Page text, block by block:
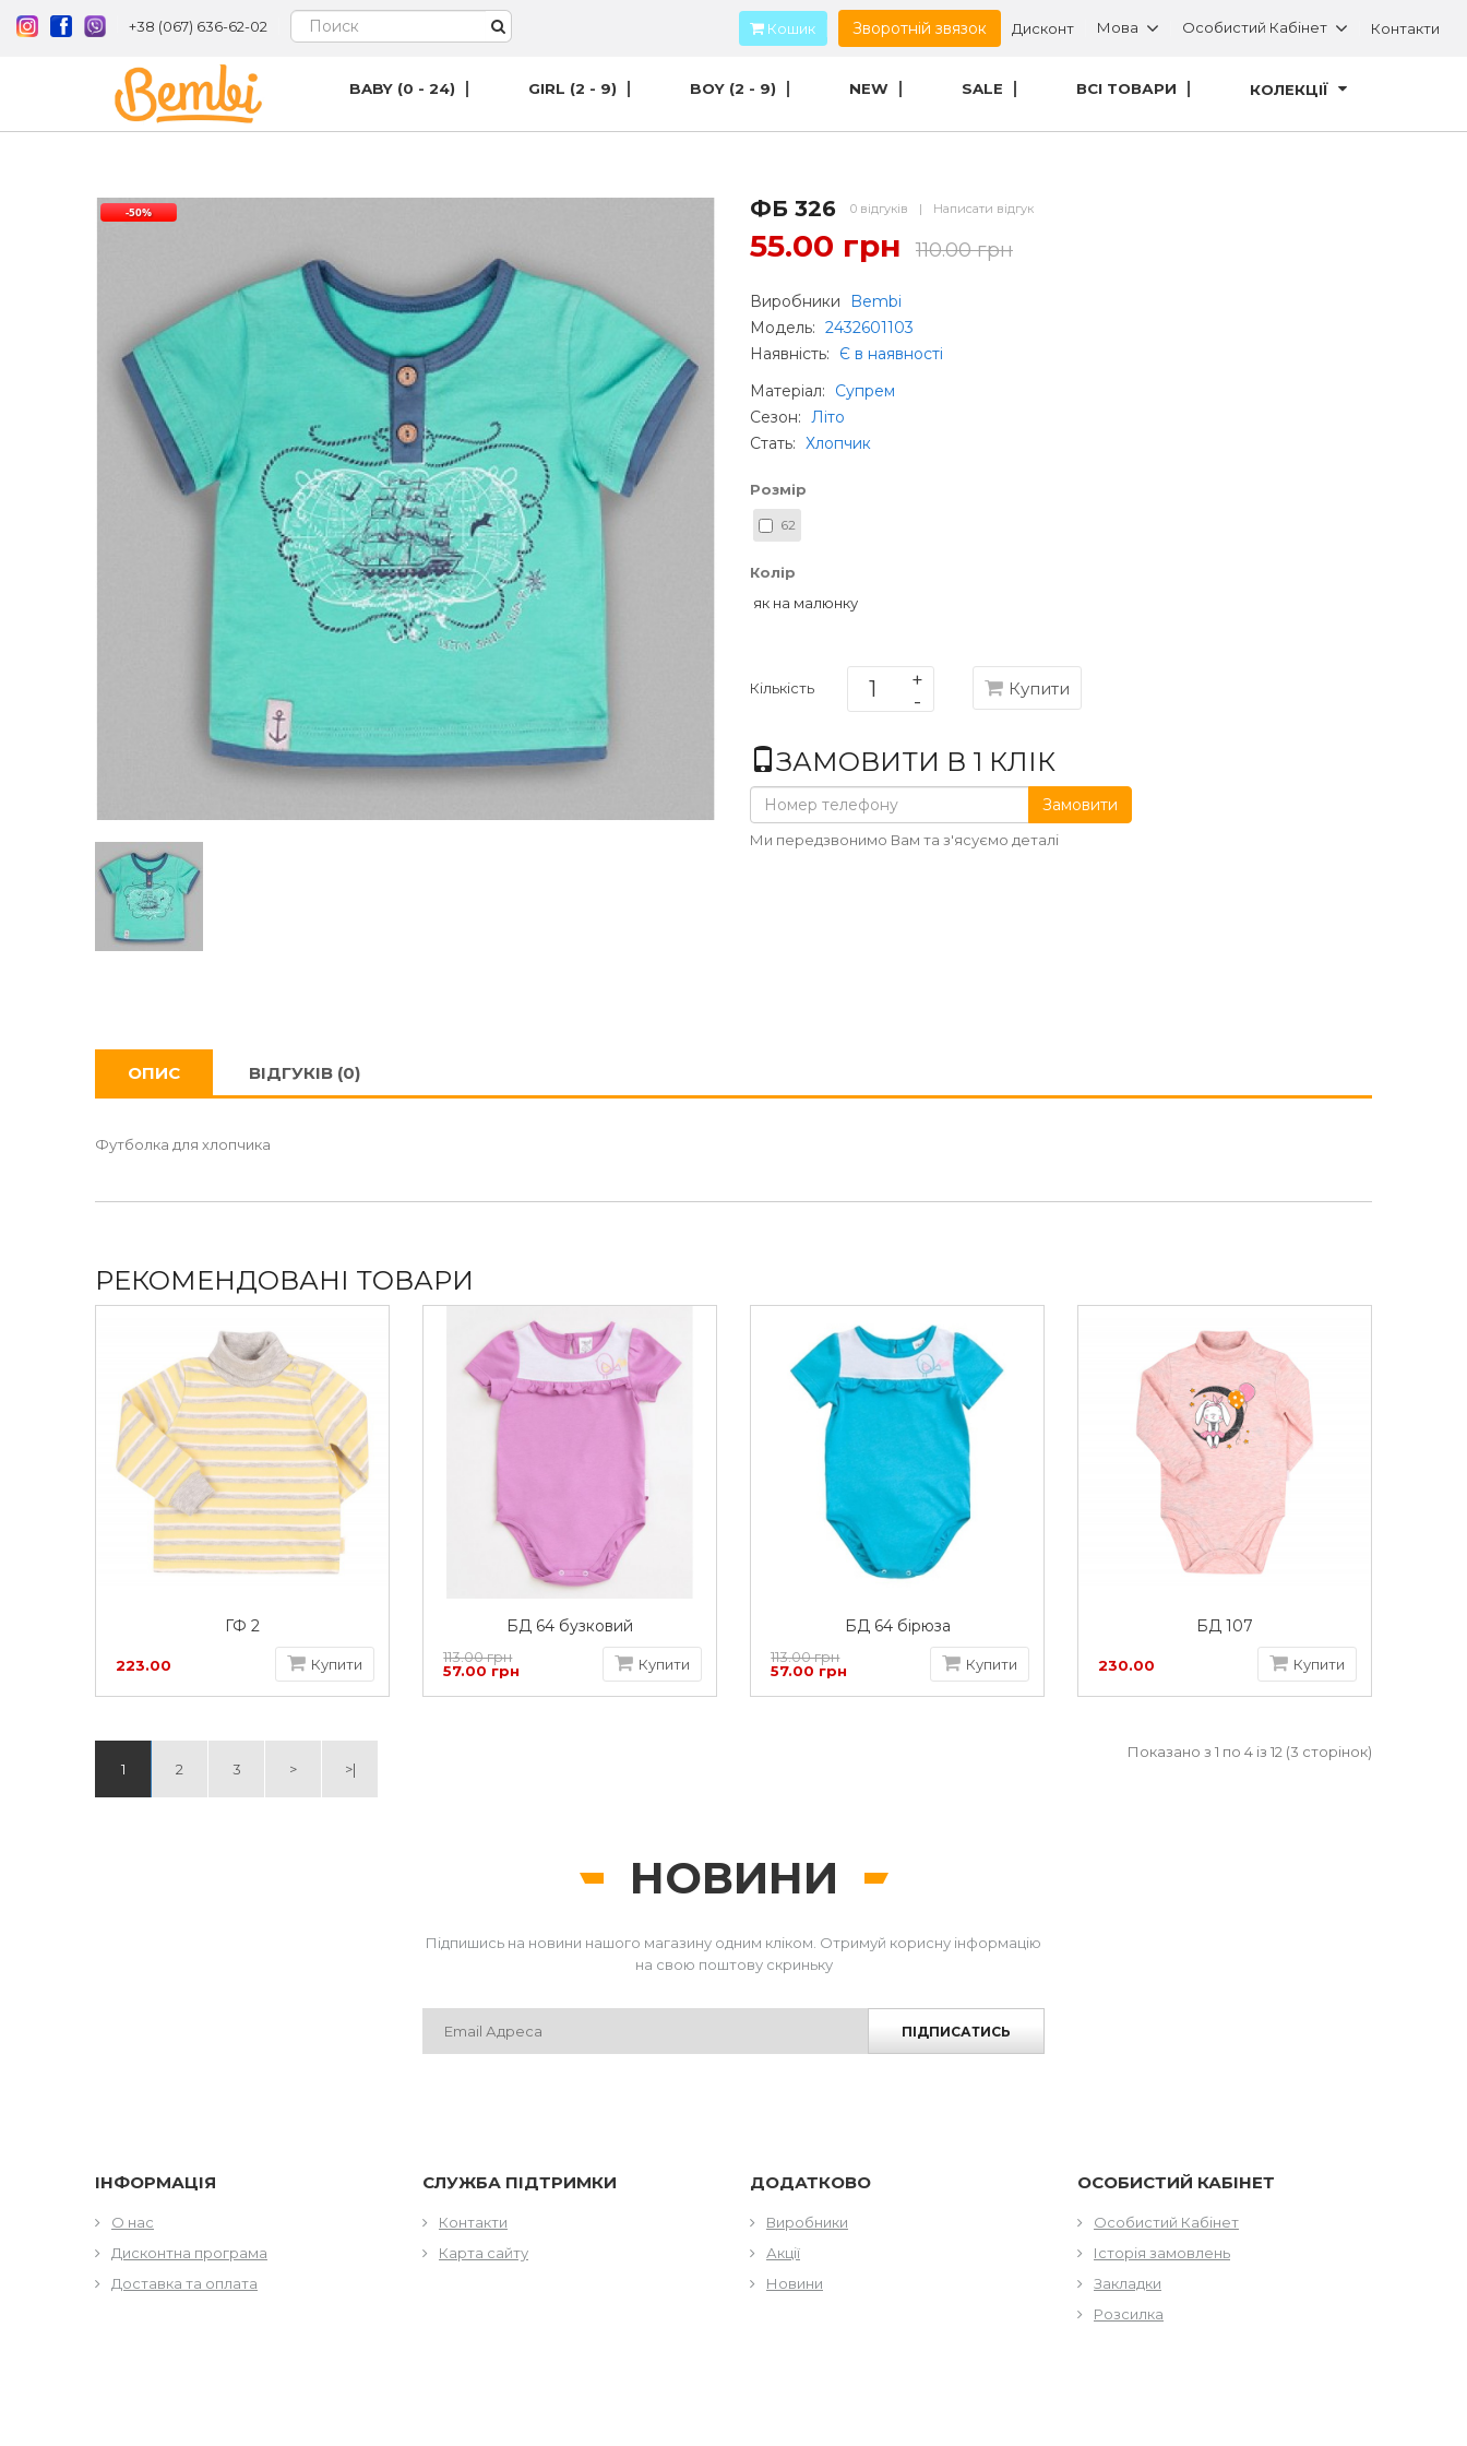
+38 (067) 636-62-02 Кошик Зворотній звязок Дисконт Мова Особистий Кабінет Контакти
BABY (0 - 24) GIRL (2 - 9) BOY (2 - 9) NEW SALE ВСІ ТОВАРИ КОЛЕКЦІЇ
-50% ФБ 326 0 відгуків | Написати відгук
55.00 грн 110.00 грн
Виробники
Bembi
Модель: 2432601103
Наявність:
Є в наявності
Матеріал:
Супрем
Сезон: Літо
Стать: Хлопчик
Розмір
62
Колір
як на малюнку
Кількість Купити
ЗАМОВИТИ В 1 КЛІК
Замовити
Ми передзвонимо Вам та з'ясуємо деталі
ОПИС ВІДГУКІВ (0)
Футболка для хлопчика
РЕКОМЕНДОВАНІ ТОВАРИ
ГФ 2
223.00 Купити
БД 64 бузковий
113.00 грн
57.00 грн
Купити
БД 64 бірюза
113.00 грн
57.00 грн
Купити
БД 107
230.00 Купити
1 2 3 > >|
Показано з 1 по 4 із 12 (3 сторінок)
НОВИНИ
Підпишись на новини нашого магазину одним кліком. Отримуй корисну інформацію
на свою поштову скриньку
ПІДПИСАТИСЬ
ІНФОРМАЦІЯ
О нас
Дисконтна програма
Доставка та оплата
СЛУЖБА ПІДТРИМКИ
Контакти
Карта сайту
ДОДАТКОВО
Виробники
Акції
Новини
ОСОБИСТИЙ КАБІНЕТ
Особистий Кабінет
Історія замовлень
Закладки
Розсилка